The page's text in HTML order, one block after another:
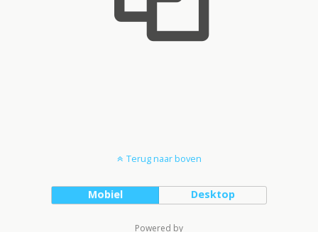
Terug naar boven
Mobiel Desktop
Powered by